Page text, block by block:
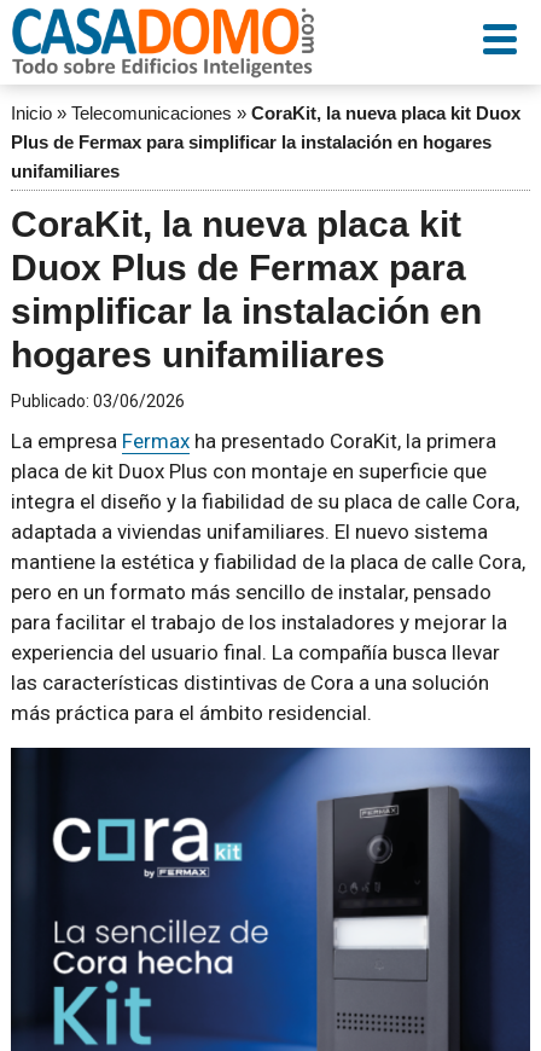
Inicio» Telecomunicaciones » CoraKit, la nueva placa kit Duox
Plus de Fermax para simplificar la instalación en hogares
unifamiliares
CoraKit, la nueva placa kit
Duox Plus de Fermax para
simplificar la instalación en
hogares unifamiliares
Publicado: 03/06/2026
La empresa Fermaxha presentado CoraKit, la primera
placa de kit Duox Plus con montaje en superficie que
integra el diseño y la fiabilidad de su placa de calle Cora,
adaptada a viviendas unifamiliares. El nuevo sistema
mantiene la estética y fiabilidad de la placa de calle Cora,
pero en un formato más sencillo de instalar, pensado
para facilitar el trabajo de los instaladores y mejorar la
experiencia del usuario final. La compañía busca llevar
las características distintivas de Cora a una solución
más práctica para el ámbito residencial.